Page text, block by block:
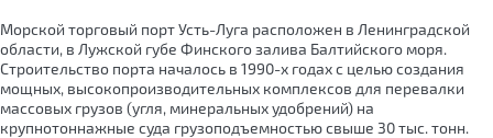
Морской торговый порт Усть-Луга расположен в Ленинградской
области, в Лужской губе Финского залива Балтийского моря.
Строительство порта началось в 1990-х годах с целью создания
мощных, высокопроизводительных комплексов для перевалки
массовых грузов (угля, минеральных удобрений) на
крупнотоннажные суда грузоподъемностью свыше 30 тыс. тонн.